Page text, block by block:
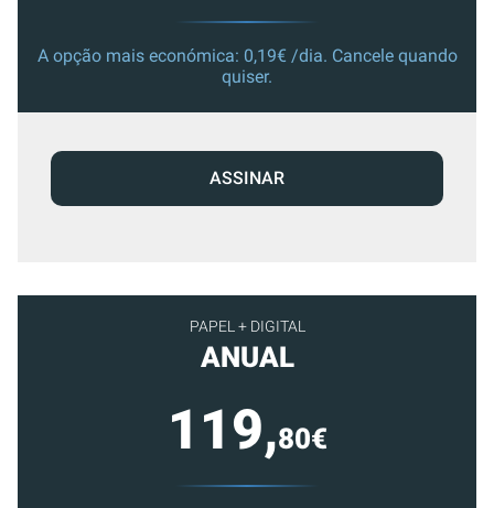
PAPEL + DIGITAL
ANUAL
119,80€
A opção mais económica: 0,19€ /dia. Cancele quando
quiser.
ASSINAR